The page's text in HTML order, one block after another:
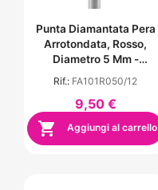
Punta Diamantata Pera
Arrotondata, Rosso,
Diametro 5 Mm -
Rif.: FA101R050/12
9,50 €
 Aggiungi al carrello